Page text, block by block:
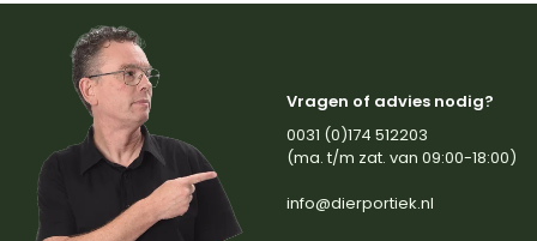
Vragen of advies nodig?
0031 (0)174 512203
(ma. t/m zat. van 09:00-18:00)
info@dierportiek.nl